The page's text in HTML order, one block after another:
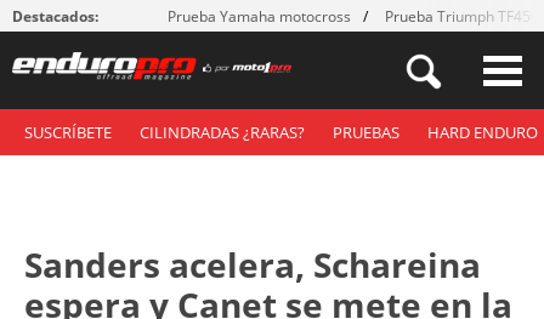
Destacados: Prueba Yamaha motocross Prueba Triumph
SUSCRÍBETE CILINDRADAS ¿RARAS? PRUEBAS HARD ENDURO
Sanders acelera, Schareina
espera y Canet se mete en la